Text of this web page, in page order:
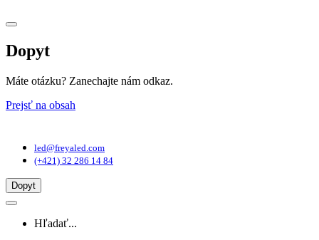
Dopyt
Máte otázku? Zanechajte nám odkaz.
Prejsť na obsah
led@freyaled.com
(+421) 32 286 14 84
Dopyt
Hľadať...